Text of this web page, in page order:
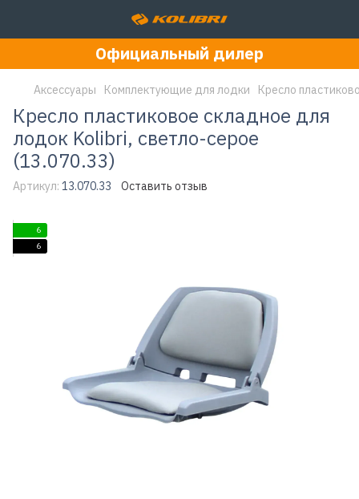
Официальный дилер
Аксессуары Комплектующие для лодки Кресло
Кресло пластиковое складное для
лодок Kolibri, светло-серое
(13.070.33)
Артикул: 13.070.33 Оставить отзыв
6
6